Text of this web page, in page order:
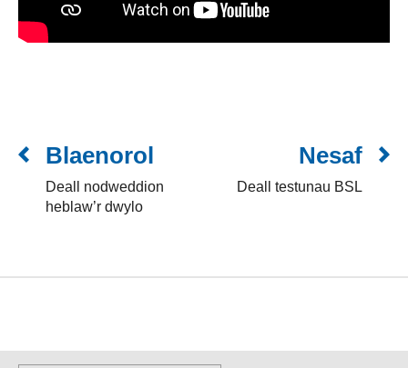
Blaenorol
Deall nodweddion
heblaw’r dwylo
Nesaf
Deall testunau BSL